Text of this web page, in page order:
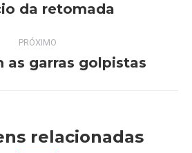
Post
da retomada
PRÓXIMO
Próximo
as garras golpistas
relacionadas